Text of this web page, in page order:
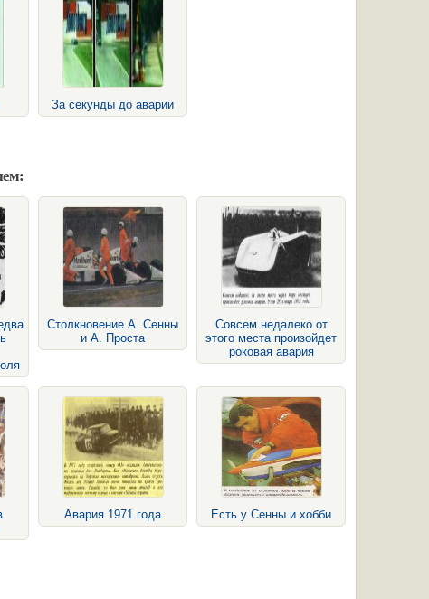
За секунды до аварии
Столкновение А. Сенны
и А. Проста
Совсем недалеко от
этого места произойдет
роковая авария
Авария 1971 года Есть у Сенны и хобби